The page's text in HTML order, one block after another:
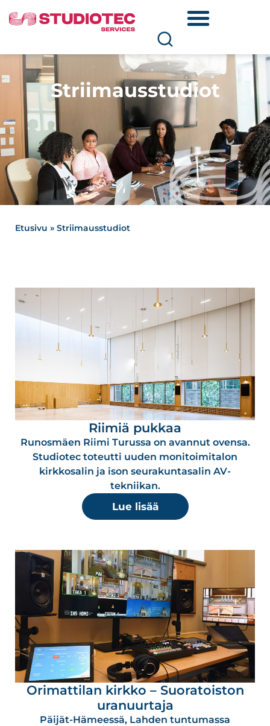
Striimausstudiot
Etusivu » Striimausstudiot
Riimiä pukkaa
Runosmäen Riimi Turussa on avannut ovensa.
Studiotec toteutti uuden monitoimitalon
kirkkosalin ja ison seurakuntasalin AV-
tekniikan.
Lue lisää
Orimattilan kirkko – Suoratoiston
uranuurtaja
Päijät-Hämeessä, Lahden tuntumassa